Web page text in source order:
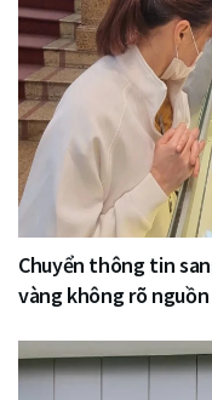
Chuyển thông tin
vàng không rõ